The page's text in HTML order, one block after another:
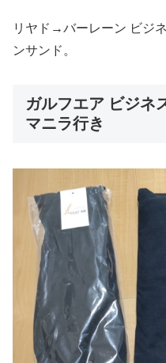
リヤド→バーレーン ビジ
ンサンド。
ガルフエア ビジネ
マニラ行き